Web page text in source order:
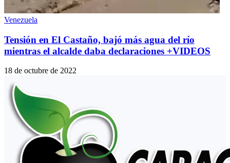
Venezuela
Tensión en El Castaño, bajó más agua del río
mientras el alcalde daba declaraciones +VIDEOS
18 de octubre de 2022